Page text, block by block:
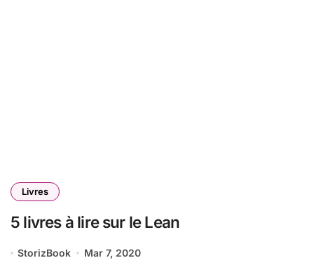
Livres
5 livres à lire sur le Lean
StorizBook Mar 7, 2020